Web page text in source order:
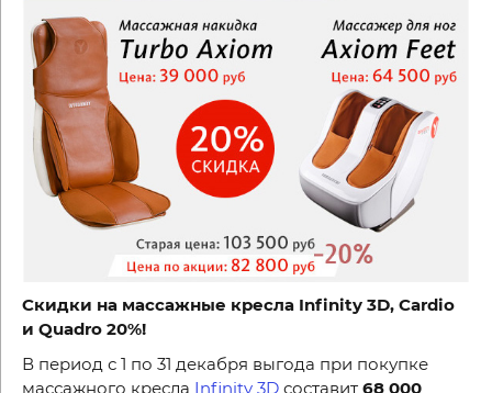
Скидки на массажные кресла Infinity 3D, Cardio
и Quadro 20%!
В период с 1 по 31 декабря выгода при покупке
массажного кресла Infinity 3D составит 68 000